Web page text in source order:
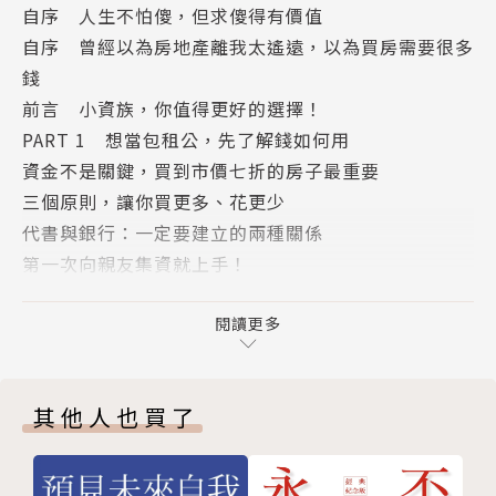
名同齡的前輩：
問：「投資房地產，不是需要很多錢嗎？ 你一開始準
備多少資金？」
前輩淡淡回答：「我當時戶頭不到一萬塊。」
「天哪！你是說戶頭裡只有一萬塊嗎？」他們聽了超驚
訝的！
沒想到他接著補充說：「事實上只有五千元而已！」
這一聽非同小可，他們趕緊請教他，到底怎麼開始這一
切的。
他們已經是名下有十幾筆收租套房的包租公了，完全實
作者簡介
自序 人生不怕傻，但求傻得有價值
自序 曾經以為房地產離我太遙遠，以為買房需要很多
錢
前言 小資族，你值得更好的選擇！
PART 1 想當包租公，先了解錢如何用
資金不是關鍵，買到市價七折的房子最重要
三個原則，讓你買更多、花更少
代書與銀行：一定要建立的兩種關係
第一次向親友集資就上手！
PART 3 租到好房客
五個門道，這樣找房客一定快！
六個溝通關鍵，讓你選到好房客
閱讀更多
其他人也買了